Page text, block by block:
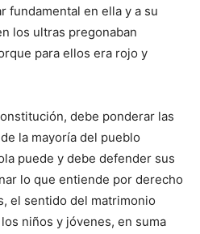
fundamental en ella y a su
los ultras pregonaban
para ellos era rojo y
debe ponderar las
la mayoría del pueblo
puede y debe defender sus
lo que entiende por derecho
el sentido del matrimonio
niños y jóvenes, en suma